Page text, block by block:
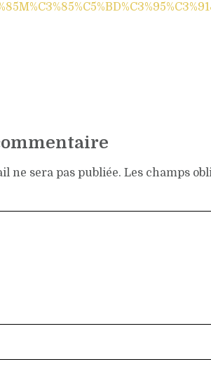
ne sera pas publiée. Les champs